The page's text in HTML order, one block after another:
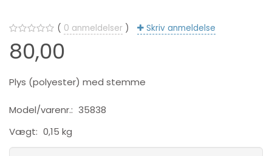
0 anmeldelser Skriv anmeldelse
80,00
Plys (polyester) med stemme
Model/varenr.: 35838
Vægt: 0,15 kg